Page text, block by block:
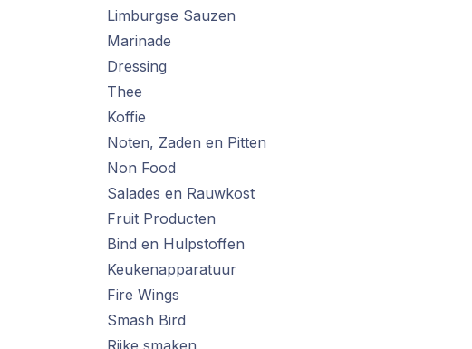
Limburgse Sauzen
Marinade
Dressing
Thee
Koffie
Noten, Zaden en Pitten
Non Food
Salades en Rauwkost
Fruit Producten
Bind en Hulpstoffen
Keukenapparatuur
Fire Wings
Smash Bird
Rijke smaken